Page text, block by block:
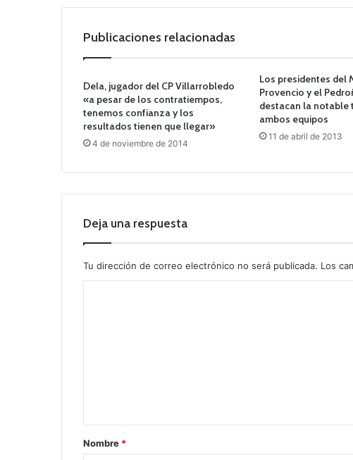
Publicaciones relacionadas
Dela, jugador del CP Villarrobledo
«a pesar de los contratiempos,
tenemos confianza y los
resultados tienen que llegar»
4 de noviembre de 2014
Los presidentes del
Provencio y el
destacan la notable
ambos equipos
11 de abril de 2013
Deja una respuesta
Tu dirección de correo electrónico no será publicada. Los
r
Nombre *